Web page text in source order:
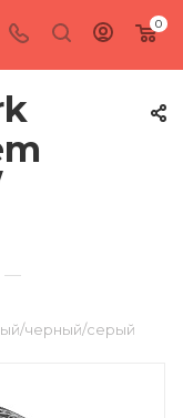
0
—
черный/серый